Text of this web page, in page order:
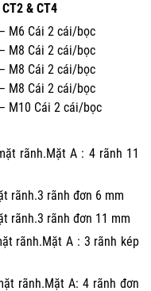
& CT4
M6 Cái 2 cái/bọc
M8 Cái 2 cái/bọc
M8 Cái 2 cái/bọc
M8 Cái 2 cái/bọc
M10 Cái 2 cái/bọc
rãnh.Mặt A : 4 rãnh 11
rãnh.3 rãnh đơn 6 mm
rãnh.3 rãnh đơn 11 mm
rãnh.Mặt A : 3 rãnh kép
rãnh.Mặt A: 4 rãnh đơn